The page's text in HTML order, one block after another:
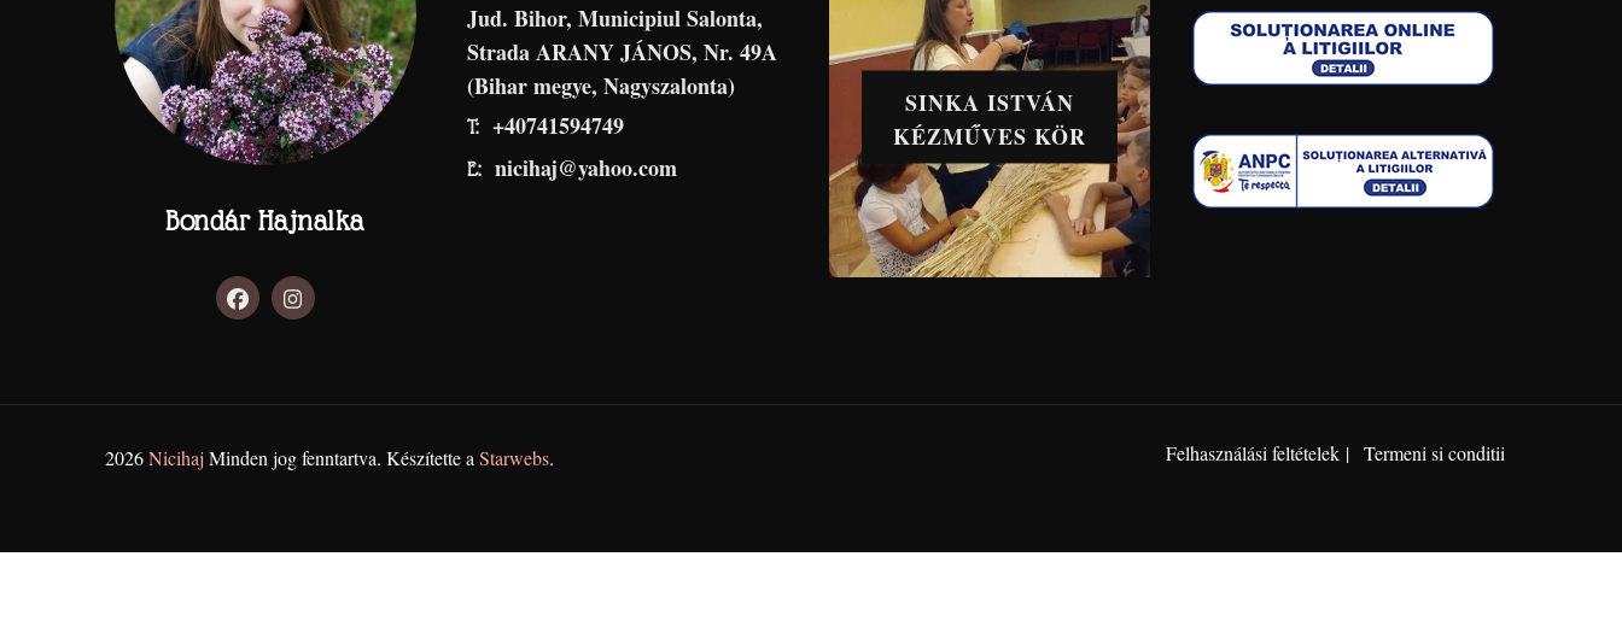
Bondár Hajnalka
Jud. Bihor, Municipiul Salonta,
Strada ARANY JÁNOS, Nr. 49A
(Bihar megye, Nagyszalonta)
T: +40741594749
E: nicihaj@yahoo.com
SINKA ISTVÁN
KÉZMŰVES KÖR
2026Nicihaj Minden jog fenntartva. Készítette a Starwebs. Felhasználási feltételek Termeni si conditii